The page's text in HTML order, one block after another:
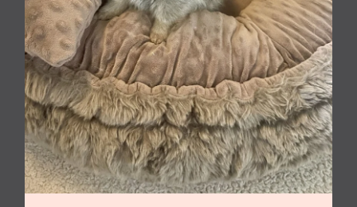
Valentino
Mariage
Ravinsara
Valentino
Les
filles
Les